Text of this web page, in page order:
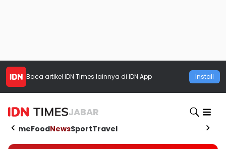
Baca artikel IDN Times lainnya di IDN App Install
JABAR
HomeFoodNewsSportTravel